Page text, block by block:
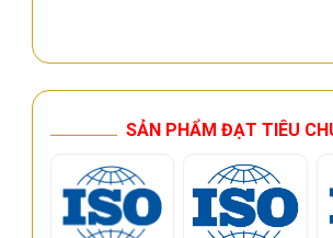
SẢN PHẨM ĐẠT TIÊU